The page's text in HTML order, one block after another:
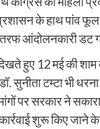
के हाथ पांव
तरफ आंदोलनकारी डट
हुए 12 मई की शाम
सुनीता टम्टा भी
मांगों पर सरकार ने
कार्रवाई शुरू किए जाने